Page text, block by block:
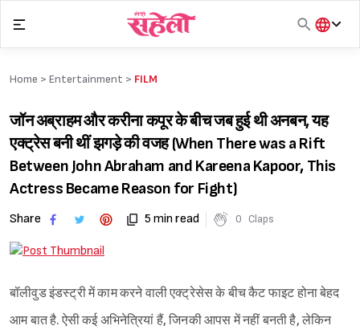
content
हिंदी
Home > Entertainment > FILM
जॉन अब्राहम और करीना कपूर के बीच जब हुई थी अनबन, यह
एक्ट्रेस बनी थीं झगड़े की वजह (When There was a Rift
Between John Abraham and Kareena Kapoor, This
Actress Became Reason for Fight)
Share 5 min read 0 Claps
बॉलीवुड इंडस्ट्री में काम करने वाली एक्ट्रेसेस के बीच कैट फाइट होना बेहद
आम बात है. ऐसी कई अभिनेत्रियां हैं, जिनकी आपस में नहीं बनती है, लेकिन